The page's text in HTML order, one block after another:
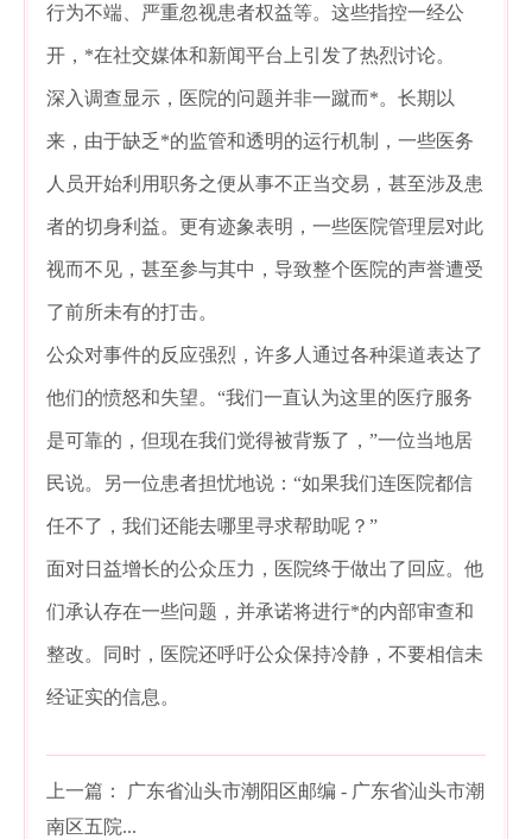
行为不端、严重忽视患者权益等。这些指控一经公
开，*在社交媒体和新闻平台上引发了热烈讨论。
深入调查显示，医院的问题并非一蹴而*。长期以
来，由于缺乏*的监管和透明的运行机制，一些医务
人员开始利用职务之便从事不正当交易，甚至涉及患
者的切身利益。更有迹象表明，一些医院管理层对此
视而不见，甚至参与其中，导致整个医院的声誉遭受
了前所未有的打击。
公众对事件的反应强烈，许多人通过各种渠道表达了
他们的愤怒和失望。“我们一直认为这里的医疗服务
是可靠的，但现在我们觉得被背叛了，”一位当地居
民说。另一位患者担忧地说：“如果我们连医院都信
任不了，我们还能去哪里寻求帮助呢？”
面对日益增长的公众压力，医院终于做出了回应。他
们承认存在一些问题，并承诺将进行*的内部审查和
整改。同时，医院还呼吁公众保持冷静，不要相信未
经证实的信息。
上一篇：
广东省汕头市潮阳区邮编 - 广东省汕头市潮
南区五院...